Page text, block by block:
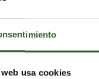
usa cookies
Victoria de